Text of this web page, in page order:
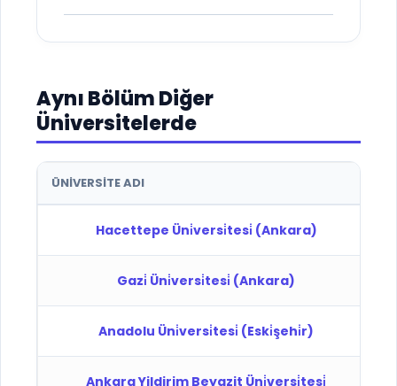
Aynı Bölüm Diğer
Üniversitelerde
ÜNIVERSITE ADI
Hacettepe Üni̇versi̇tesi̇ (Ankara)
Gazi̇ Üni̇versi̇tesi̇ (Ankara)
Anadolu Üni̇versi̇tesi̇ (Eski̇şehi̇r)
Ankara Yildirim Beyazit Üni̇versi̇tesi̇